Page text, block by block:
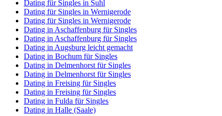
Dating für Singles in Suhl
Dating für Singles in Wernigerode
Dating für Singles in Wernigerode
Dating in Aschaffenburg für Singles
Dating in Aschaffenburg für Singles
Dating in Augsburg leicht gemacht
Dating in Bochum für Singles
Dating in Delmenhorst für Singles
Dating in Delmenhorst für Singles
Dating in Freising für Singles
Dating in Freising für Singles
Dating in Fulda für Singles
Dating in Halle (Saale)